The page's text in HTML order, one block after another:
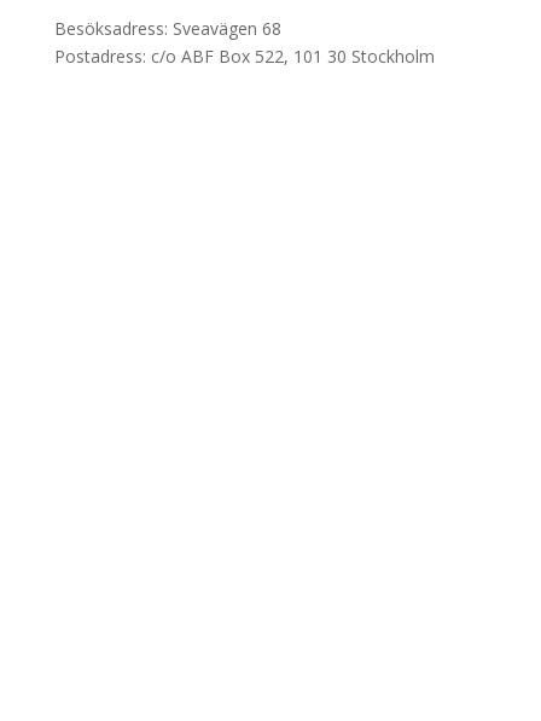
Besöksadress: Sveavägen 68
Postadress: c/o ABF Box 522, 101 30 Stockholm